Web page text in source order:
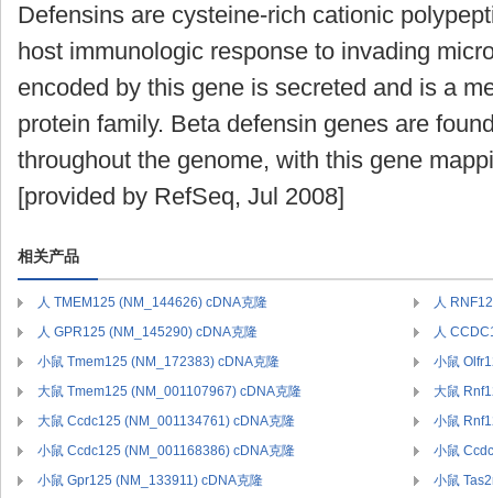
Defensins are cysteine-rich cationic
host immunologic response to invading
encoded by this gene is secreted and is a
protein family. Beta defensin genes are
throughout the genome, with this gene
[provided by RefSeq, Jul 2008]
相关产品
人 TMEM125 (NM_144626) cDNA克隆
人
人 GPR125 (NM_145290) cDNA克隆
人
小鼠 Tmem125 (NM_172383) cDNA克隆
小鼠
大鼠 Tmem125 (NM_001107967) cDNA克隆
大鼠
大鼠 Ccdc125 (NM_001134761) cDNA克隆
小鼠
小鼠 Ccdc125 (NM_001168386) cDNA克隆
小鼠
小鼠 Gpr125 (NM_133911) cDNA克隆
小鼠